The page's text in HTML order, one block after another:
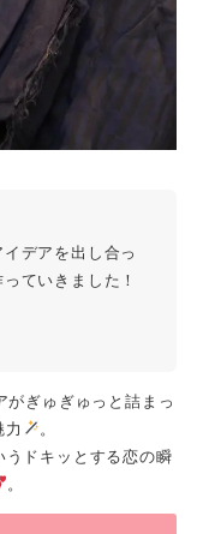
デアを出し合っ
ていきました！
がぎゅぎゅっと詰まっ
力
。
ドキッとする恋の瞬
。